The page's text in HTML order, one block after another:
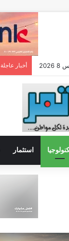
أخبار عاجلة
استثمار